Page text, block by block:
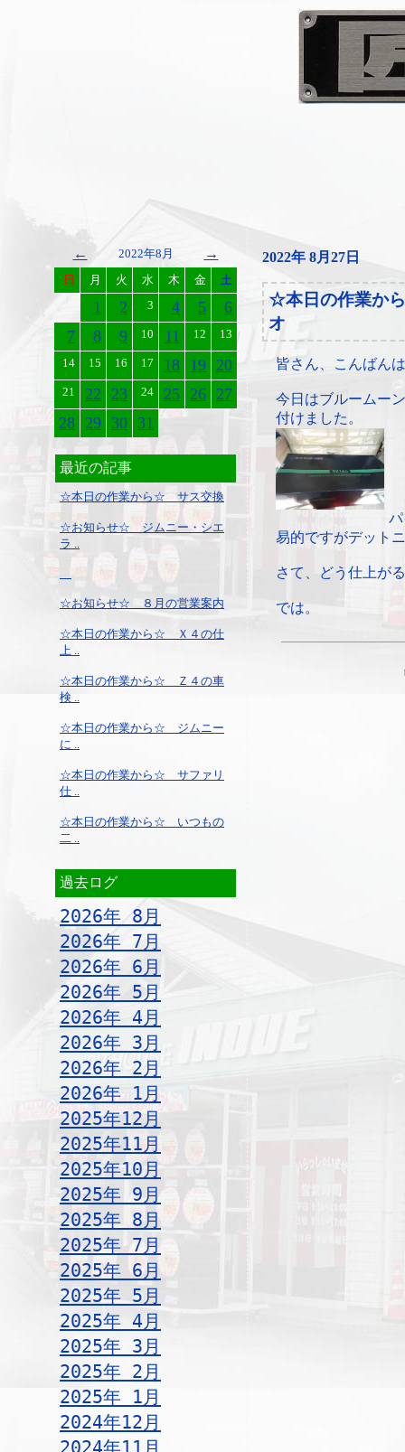
← 2022年8月 →
日 月 火 水 木 金 土
1 2 3 4 5
6
7
8 9 10 11 12 13
14 15 16 17 18 19 20
21 22 23 24 25 26 27
28 29 30 31
最近の記事
☆本日の作業から☆ サス交換
☆お知らせ☆ ジムニー・シエ
ラ ..
☆お知らせ☆ ８月の営業案内
☆本日の作業から☆ Ｘ４の仕
上 ..
☆本日の作業から☆ Ｚ４の車
検 ..
☆本日の作業から☆ ジムニー
に ..
☆本日の作業から☆ サファリ
仕 ..
☆本日の作業から☆ いつもの
二 ..
過去ログ
2026年 8月
2026年 7月
2026年 6月
2026年 5月
2026年 4月
2026年 3月
2026年 2月
2026年 1月
2025年12月
2025年11月
2025年10月
2025年 9月
2025年 8月
2025年 7月
2025年 6月
2025年 5月
2025年 4月
2025年 3月
2025年 2月
2025年 1月
2024年12月
2024年11月
2022年 8月27日
☆本日の作業か
オ
皆さん、こんばん
今日はブルームー
付けました。
易的ですがデット
さて、どう仕上が
では。